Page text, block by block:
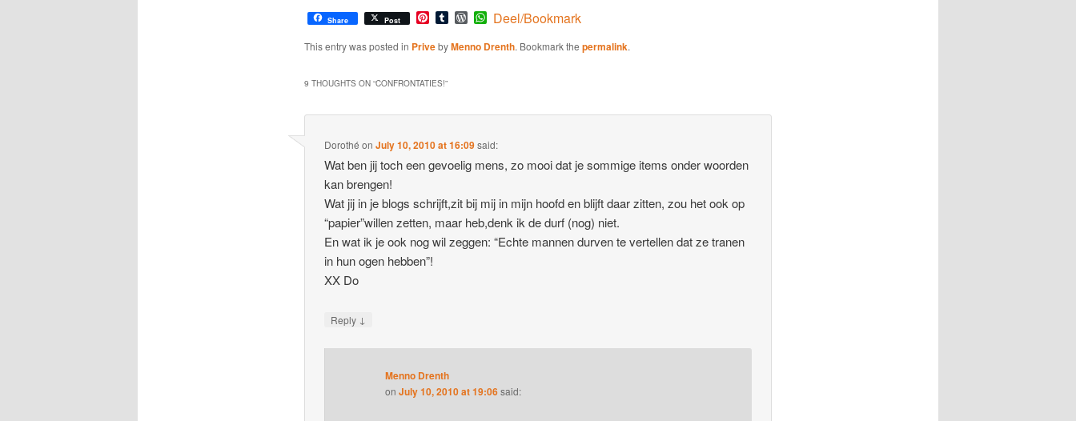
Share Post Pinterest
TumblrWordPress
WhatsApp
Deel/Bookmark
This entry was posted in PrivebyMenno Drenth. Bookmark the permalink.
9 THOUGHTS ON “CONFRONTATIES!”
Dorothé onJuly 10, 2010 at 16:09said:
Wat ben jij toch een gevoelig mens, zo mooi dat je sommige items onder woorden
kan brengen!
Wat jij in je blogs schrijft,zit bij mij in mijn hoofd en blijft daar zitten, zou het ook op
“papier”willen zetten, maar heb,denk ik de durf (nog) niet.
En wat ik je ook nog wil zeggen: “Echte mannen durven te vertellen dat ze tranen
in hun ogen hebben”!
XX Do
Reply ↓
Menno Drenth
on July 10, 2010 at 19:06said: